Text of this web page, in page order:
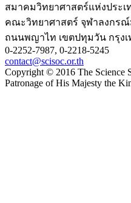
สมาคมวิทยาศาสตร์แห่งประ
คณะวิทยาศาสตร์ จุฬาลงกร
ถนนพญาไท เขตปทุมวัน กรุงเ
0-2252-7987, 0-2218-5245
contact@scisoc.or.th
Copyright © 2016 The Science
Patronage of His Majesty the